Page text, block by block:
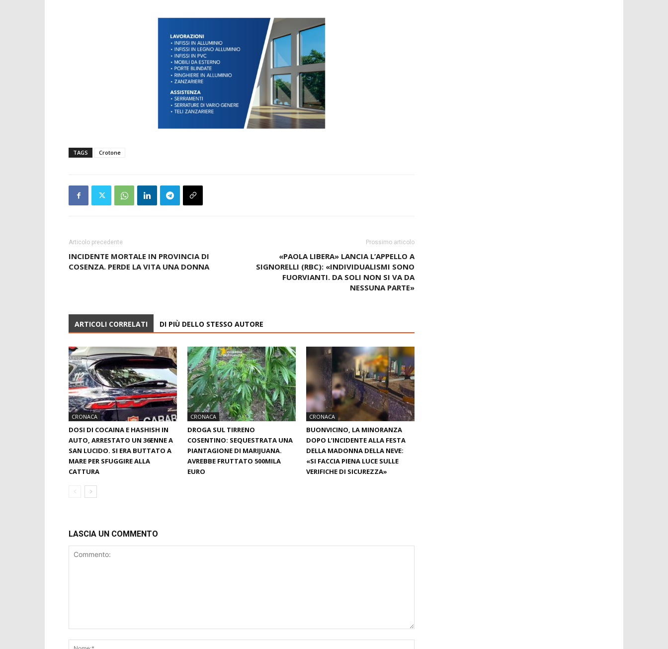
TAGS Crotone
Articolo precedente
INCIDENTE MORTALE IN PROVINCIA DI
COSENZA. PERDE LA VITA UNA DONNA
Prossimo articolo
«PAOLA LIBERA» LANCIA L’APPELLO A
SIGNORELLI (RBC): «INDIVIDUALISMI SONO
FUORVIANTI. DA SOLI NON SI VA DA
NESSUNA PARTE»
ARTICOLI CORRELATI DI PIÙ DELLO STESSO AUTORE
CRONACA
DOSI DI COCAINA E HASHISH IN
AUTO, ARRESTATO UN 36ENNE A
SAN LUCIDO. SI ERA BUTTATO A
MARE PER SFUGGIRE ALLA
CATTURA
CRONACA
DROGA SUL TIRRENO
COSENTINO: SEQUESTRATA UNA
PIANTAGIONE DI MARIJUANA.
AVREBBE FRUTTATO 500MILA
EURO
CRONACA
BUONVICINO, LA MINORANZA
DOPO L’INCIDENTE ALLA FESTA
DELLA MADONNA DELLA NEVE:
«SI FACCIA PIENA LUCE SULLE
VERIFICHE DI SICUREZZA»
LASCIA UN COMMENTO